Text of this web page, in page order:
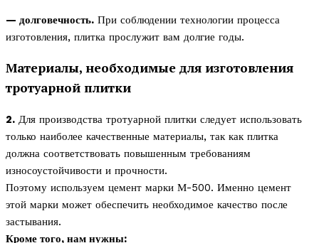
— долговечность. При соблюдении технологии процесса
изготовления, плитка прослужит вам долгие годы.
Материалы, необходимые для изготовления
тротуарной плитки
2. Для производства тротуарной плитки следует использовать
только наиболее качественные материалы, так как плитка
должна соответствовать повышенным требованиям
износоустойчивости и прочности.
Поэтому используем цемент марки М-500. Именно цемент
этой марки может обеспечить необходимое качество после
застывания.
Кроме того, нам нужны: